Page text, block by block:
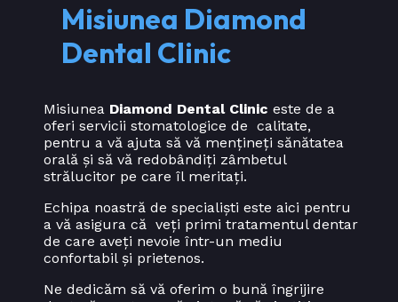
Misiunea Diamond
Dental Clinic
Misiunea Diamond Dental Clinic este de a
oferi servicii stomatologice de calitate,
pentru a vă ajuta să vă mențineți sănătatea
orală și să vă redobândiți zâmbetul
strălucitor pe care îl meritați.
Echipa noastră de specialiști este aici pentru
a vă asigura că veți primi tratamentul dentar
de care aveți nevoie într-un mediu
confortabil și prietenos.
Ne dedicăm să vă oferim o bună îngrijire